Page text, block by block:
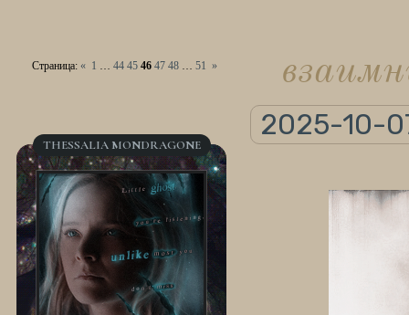
Страница: « 1 … 44 45 46 47 48 … 51 »
2025-10-
THESSALIA MONDRAGONE